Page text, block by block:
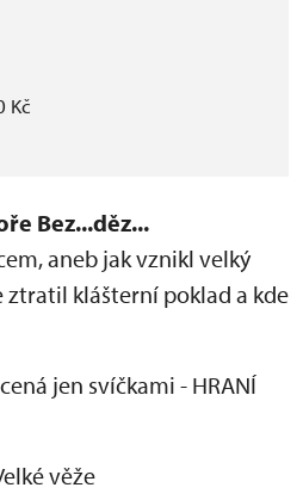
Kč
Bez...děz...
aneb jak vznikl velký
ztratil klášterní poklad a kde
jen svíčkami - HRANÍ
věže